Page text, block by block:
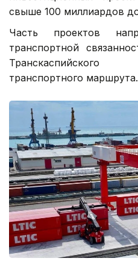
свыше 100 миллиардов
Часть проектов
транспортной
транспортного маршрута.